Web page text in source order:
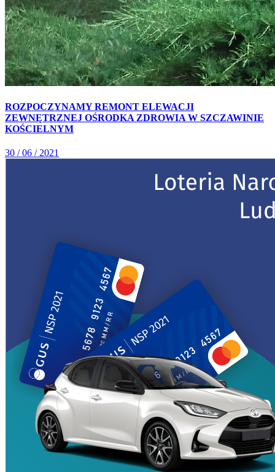
ROZPOCZYNAMY REMONT ELEWACJI
ZEWNĘTRZNEJ OŚRODKA ZDROWIA W SZCZAWINIE
KOŚCIELNYM
30 / 06 / 2021